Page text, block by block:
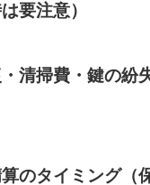
要注意）
清掃費・鍵の紛
のタイミング（